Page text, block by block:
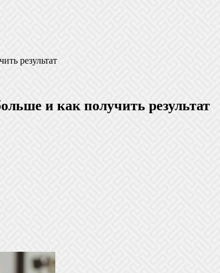
результат
и как получить результат